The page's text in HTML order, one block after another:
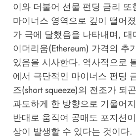
이와 더불어 선물 펀딩 금리 또
마이너스 영역으로 깊이 떨어
가 극에 달했음을 나타내며,
이더리움(Ethereum) 가격의 추
있음을 시사한다. 역사적으로
에서 극단적인 마이너스 펀딩
즈(short squeeze)의 전조가 되
과도하게 한 방향으로 기울어
반대로 움직여 공매도 포지션
상이 발생할 수 있다는 것이다.